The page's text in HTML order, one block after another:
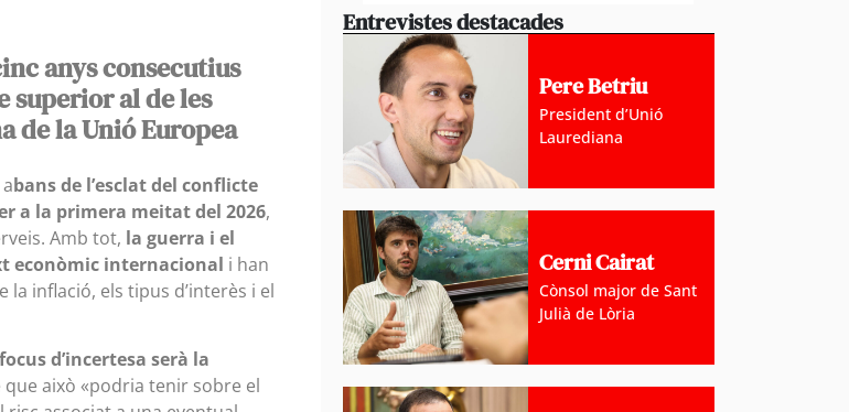
anys consecutius
superior al de les
de la Unió Europea
bans de l’esclat del conflicte
a la primera meitat del 2026,
Amb tot, la guerra i el
econòmic internacional i han
inflació, els tipus d’interès i el
d’incertesa serà la
que això «podria tenir sobre el
Entrevistes destacades
Pere Betriu
President d’Unió
Laurediana
Cerni Cairat
Cònsol major de Sant
Julià de Lòria